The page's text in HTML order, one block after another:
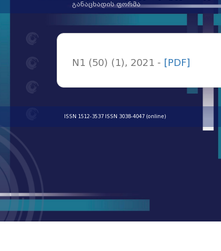
ᲒᲐᲜᲐᲪᲮᲐᲓᲘᲡ ᲤᲝᲠᲛᲐ
N1 (50) (1), 2021 - [PDF]
ISSN 1512-3537 ISSN 3038-4047 (online)